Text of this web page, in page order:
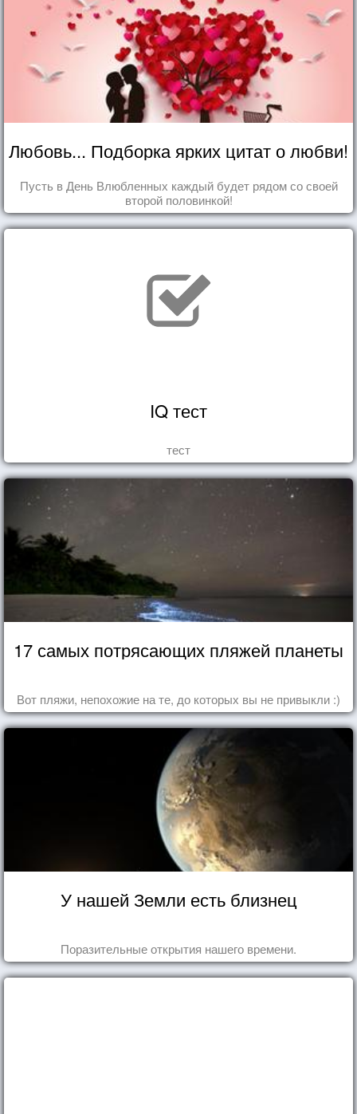
Любовь... Подборка ярких цитат о любви!
Пусть в День Влюбленных каждый будет рядом со своей
второй половинкой!
IQ тест
тест
17 самых потрясающих пляжей планеты
Вот пляжи, непохожие на те, до которых вы не привыкли :)
У нашей Земли есть близнец
Поразительные открытия нашего времени.